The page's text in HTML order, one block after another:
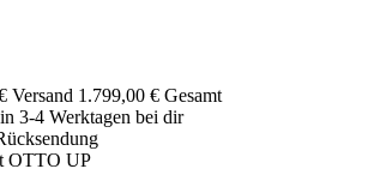
Versand 1.799,00 € Gesamt
3-4 Werktagen bei dir
OTTO UP